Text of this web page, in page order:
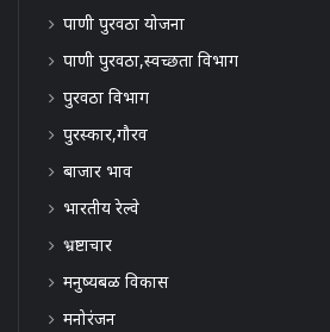
पाणी पुरवठा योजना
पाणी पुरवठा,स्वच्छता विभाग
पुरवठा विभाग
पुरस्कार,गौरव
बाजार भाव
भारतीय रेल्वे
भ्रष्टाचार
मनुष्यबळ विकास
मनोरंजन